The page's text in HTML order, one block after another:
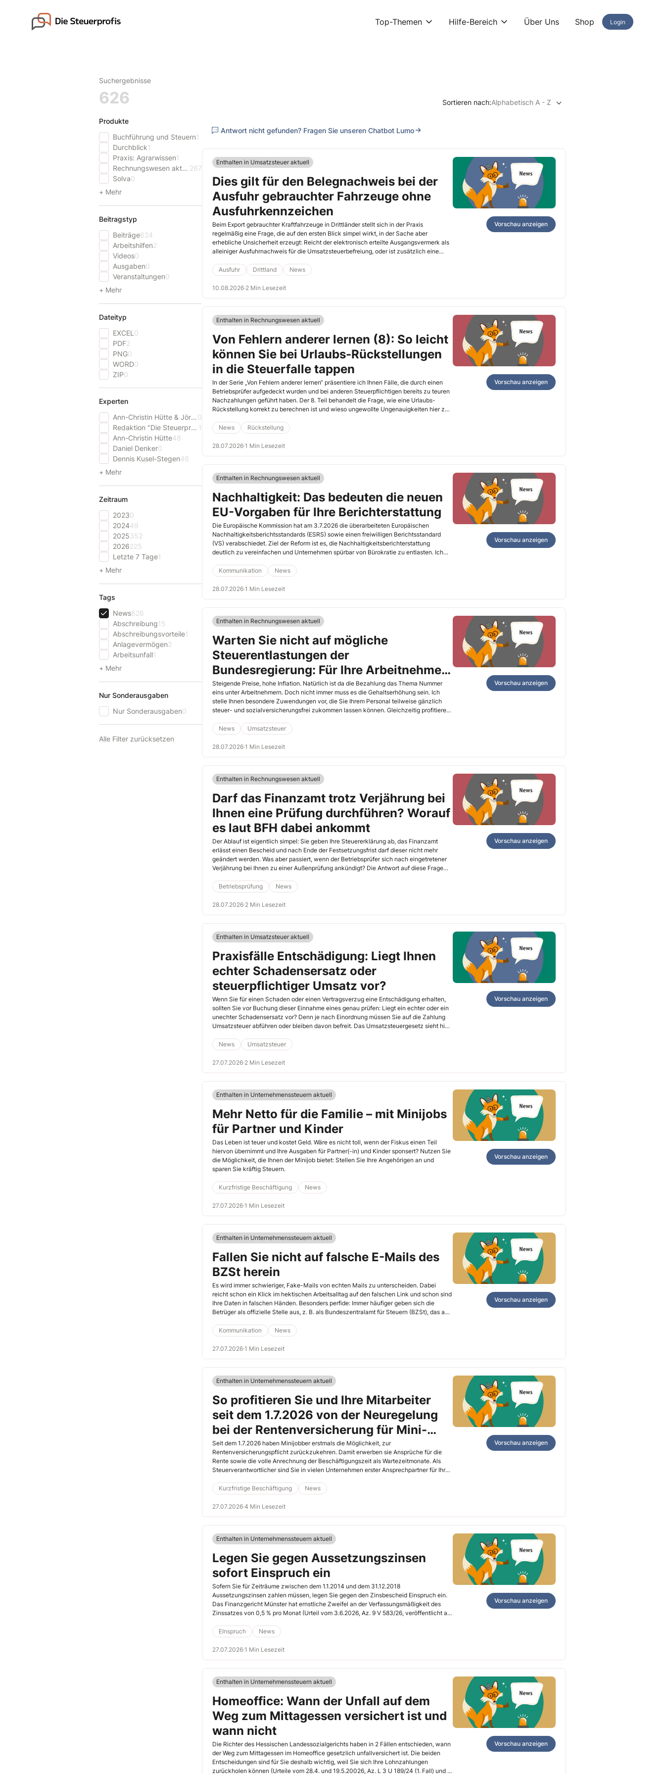
Go to landing page. Top-Themen Hilfe-Bereich Über Uns Shop Login
Suchergebnisse
626 Sortieren nach:Alphabetisch A - Z
Produkte
Buchführung und Steuern1
Durchblick1
Praxis: Agrarwissen1
Rechnungswesen aktuell 267
Solva0
+ Mehr
Beitragstyp
Beiträge624
Arbeitshilfen2
Videos0
Ausgaben0
Veranstaltungen0
+ Mehr
Dateityp
EXCEL 0
PDF2
PNG0
WORD0
ZIP0
Experten
Ann-Christin Hütte & Jörg Wilde 0
Redaktion "Die Steuerprofis" 1
Ann-Christin Hütte48
Daniel Denker0
Dennis Kusel-Stegen46
+ Mehr
Zeitraum
20230
202449
2025352
2026225
Letzte 7 Tage1
+ Mehr
Tags
News626
Abschreibung15
Abschreibungsvorteile1
Anlagevermögen2
Arbeitsunfall1
+ Mehr
Nur Sonderausgaben
Nur Sonderausgaben0
Alle Filter zurücksetzen
Antwort nicht gefunden? Fragen Sie unseren Chatbot Lumo
Enthalten in Umsatzsteuer aktuell
Dies gilt für den Belegnachweis bei der
Ausfuhr gebrauchter Fahrzeuge ohne
Ausfuhrkennzeichen
Beim Export gebrauchter Kraftfahrzeuge in Drittländer stellt sich in der Praxis
regelmäßig eine Frage, die auf den ersten Blick simpel wirkt, in der Sache aber
erhebliche Unsicherheit erzeugt: Reicht der elektronisch erteilte Ausgangsvermerk als
alleiniger Ausfuhrnachweis für die Umsatzsteuerbefreiung, oder ist zusätzlich eine
vorzulegen?
Ausfuhr Drittland News
10.08.2026·2 Min Lesezeit
Vorschau anzeigen
Enthalten in Rechnungswesen aktuell
Von Fehlern anderer lernen (8): So leicht
können Sie bei Urlaubs-Rückstellungen
in die Steuerfalle tappen
In der Serie „Von Fehlern anderer lernen“ präsentiere ich Ihnen Fälle, die durch einen
Betriebsprüfer aufgedeckt wurden und bei anderen Steuerpflichtigen bereits zu teuren
Nachzahlungen geführt haben. Der 8. Teil behandelt die Frage, wie eine Urlaubs-
Rückstellung korrekt zu berechnen ist und wieso ungewollte Ungenauigkeiten hier zu
News
Rückstellung
28.07.2026·1 Min Lesezeit
Vorschau anzeigen
Enthalten in Rechnungswesen aktuell
Nachhaltigkeit: Das bedeuten die neuen
EU-Vorgaben für Ihre Berichterstattung
Die Europäische Kommission hat am 3.7.2026 die überarbeiteten Europäischen
Nachhaltigkeitsberichtsstandards (ESRS) sowie einen freiwilligen Berichtsstandard
(VS) verabschiedet. Ziel der Reform ist es, die Nachhaltigkeitsberichterstattung
deutlich zu vereinfachen und Unternehmen spürbar von Bürokratie zu entlasten. Ich
Berichterstattung haben.
Kommunikation News
28.07.2026·1 Min Lesezeit
Vorschau anzeigen
Enthalten in Rechnungswesen aktuell
Warten Sie nicht auf mögliche
Steuerentlastungen der
Bundesregierung: Für Ihre Arbeitnehmer
kann schon ab sofort mehr Netto vom
Brutto bleiben
Steigende Preise, hohe Inflation. Natürlich ist da die Bezahlung das Thema Nummer
eins unter Arbeitnehmern. Doch nicht immer muss es die Gehaltserhöhung sein. Ich
stelle Ihnen besondere Zuwendungen vor, die Sie Ihrem Personal teilweise gänzlich
steuer- und sozialversicherungsfrei zukommen lassen können. Gleichzeitig profitieren
News
Umsatzsteuer
28.07.2026·1 Min Lesezeit
Vorschau anzeigen
Enthalten in Rechnungswesen aktuell
Darf das Finanzamt trotz Verjährung bei
Ihnen eine Prüfung durchführen? Worauf
es laut BFH dabei ankommt
Der Ablauf ist eigentlich simpel: Sie geben Ihre Steuererklärung ab, das Finanzamt
erlässt einen Bescheid und nach Ende der Festsetzungsfrist darf dieser nicht mehr
geändert werden. Was aber passiert, wenn der Betriebsprüfer sich nach eingetretener
Verjährung bei Ihnen zu einer Außenprüfung ankündigt? Die Antwort auf diese Frage
Betriebsprüfung
News
28.07.2026·2 Min Lesezeit
Vorschau anzeigen
Enthalten in Umsatzsteuer aktuell
Praxisfälle Entschädigung: Liegt Ihnen
echter Schadensersatz oder
steuerpflichtiger Umsatz vor?
Wenn Sie für einen Schaden oder einen Vertragsverzug eine Entschädigung erhalten,
sollten Sie vor Buchung dieser Einnahme eines genau prüfen: Liegt ein echter oder ein
unechter Schadensersatz vor? Denn je nach Einordnung müssen Sie auf die Zahlung
Umsatzsteuer abführen oder bleiben davon befreit. Das Umsatzsteuergesetz sieht hier
News
Umsatzsteuer
27.07.2026·2 Min Lesezeit
Vorschau anzeigen
Enthalten in Unternehmenssteuern aktuell
Mehr Netto für die Familie – mit Minijobs
für Partner und Kinder
Das Leben ist teuer und kostet Geld. Wäre es nicht toll, wenn der Fiskus einen Teil
hiervon übernimmt und Ihre Ausgaben für Partner(-in) und Kinder sponsert? Nutzen Sie
die Möglichkeit, die Ihnen der Minijob bietet: Stellen Sie Ihre Angehörigen an und
sparen Sie kräftig Steuern.
Kurzfristige Beschäftigung News
27.07.2026·1 Min Lesezeit
Vorschau anzeigen
Enthalten in Unternehmenssteuern aktuell
Fallen Sie nicht auf falsche E-Mails des
BZSt herein
Es wird immer schwieriger, Fake-Mails von echten Mails zu unterscheiden. Dabei
reicht schon ein Klick im hektischen Arbeitsalltag auf den falschen Link und schon sind
Ihre Daten in falschen Händen. Besonders perfide: Immer häufiger geben sich die
Betrüger als offizielle Stelle aus, z. B. als Bundeszentralamt für Steuern (BZSt), das am
Kommunikation
News
27.07.2026·1 Min Lesezeit
Vorschau anzeigen
Enthalten in Unternehmenssteuern aktuell
So profitieren Sie und Ihre Mitarbeiter
seit dem 1.7.2026 von der Neuregelung
bei der Rentenversicherung für Mini-
Jobber
Seit dem 1.7.2026 haben Minijobber erstmals die Möglichkeit, zur
Rentenversicherungspflicht zurückzukehren. Damit erwerben sie Ansprüche für die
Rente sowie die volle Anrechnung der Beschäftigungszeit als Wartezeitmonate. Als
Steuerverantwortlicher sind Sie in vielen Unternehmen erster Ansprechpartner für Ihre
Kurzfristige Beschäftigung
News
27.07.2026·4 Min Lesezeit
Vorschau anzeigen
Enthalten in Unternehmenssteuern aktuell
Legen Sie gegen Aussetzungszinsen
sofort Einspruch ein
Sofern Sie für Zeiträume zwischen dem 1.1.2014 und dem 31.12.2018
Aussetzungszinsen zahlen müssen, legen Sie gegen den Zinsbescheid Einspruch ein.
Das Finanzgericht Münster hat ernstliche Zweifel an der Verfassungsmäßigkeit des
Zinssatzes von 0,5 % pro Monat (Urteil vom 3.6.2026, Az. 9 V 583/26, veröffentlicht am
EInspruch
News
27.07.2026·1 Min Lesezeit
Vorschau anzeigen
Enthalten in Unternehmenssteuern aktuell
Homeoffice: Wann der Unfall auf dem
Weg zum Mittagessen versichert ist und
wann nicht
Die Richter des Hessischen Landessozialgerichts haben in 2 Fällen entschieden, wann
der Weg zum Mittagessen im Homeoffice gesetzlich unfallversichert ist. Die beiden
Entscheidungen sind für Sie deshalb wichtig, weil Sie sich Ihre Lohnzahlungen
zurückholen können (Urteile vom 28.4. und 19.5.20026, Az. L 3 U 189/24 (1. Fall) und L
Vorschau anzeigen